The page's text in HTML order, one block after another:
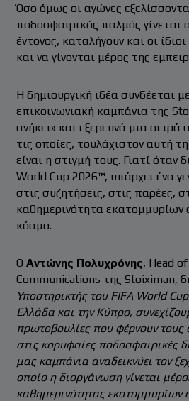
Όσο όμως οι αγώνες
ποδοσφαιρικός παλμός γίνεται
έντονος, καταλήγουν και οι
και να γίνονται μέρος της
Η δημιουργική ιδέα συνδέεται
επικοινωνιακή καμπάνια της
ανήκει» και εξερευνά μια σειρά
τις οποίες, τουλάχιστον αυτή
είναι η στιγμή τους. Γιατί όταν
World Cup 2026™, υπάρχει ένα
στις συζητήσεις, στις παρέες,
καθημερινότητα
κόσμο.
Ο Αντώνης Πολυχρόνης, Head
Communications της Stoiximan,
Υποστηρικτής του FIFA World
Ελλάδα και την Κύπρο,
πρωτοβουλίες που φέρνουν τους
στις κορυφαίες ποδοσφαιρικές
μας καμπάνια αναδεικνύει τον
οποίο η διοργάνωση γίνεται
καθημερινότητας